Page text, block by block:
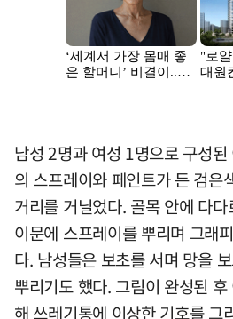
남성 2명과 여성 1명으로 구성
의 스프레이와 페인트가 든 검은
거리를 거닐었다. 골목 안에 다
이문에 스프레이를 뿌리며 그래
다. 남성들은 보초를 서며 망을
뿌리기도 했다. 그림이 완성된
해 쓰레기통에 이상한 기호를 그